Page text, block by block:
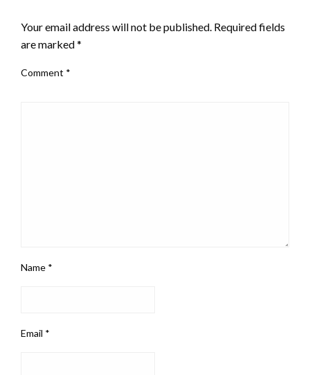
Your email address will not be published. Required fields
are marked*
Comment *
Name *
Email *